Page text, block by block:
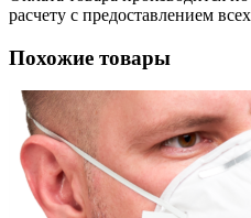
расчету с предоставлением
Похожие товары